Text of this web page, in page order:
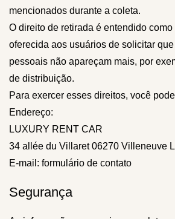
mencionados durante a coleta.
O direito de retirada é entendido
oferecida aos usuários de solicitar
pessoais não apareçam mais, por
de distribuição.
Para exercer esses direitos, você
Endereço:
LUXURY RENT CAR
34 allée du Villaret 06270 Villeneuve
E-mail: formulário de contato
Segurança